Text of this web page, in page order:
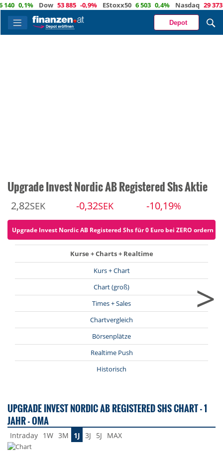
0,1% Dow 53 885 -0,9% EStoxx50 6 503 0,4% Nasdaq 29 373 -
Depot
Upgrade Invest Nordic AB Registered Shs Aktie
2,82SEK -0,32SEK -10,19%
Upgrade Invest Nordic AB Registered Shs für 0 Euro bei ZERO ordern
Kurse + Charts + Realtime
Kurs + Chart
Chart (groß)
Times + Sales
Chartvergleich
Börsenplätze
Realtime Push
Historisch
>
UPGRADE INVEST NORDIC AB REGISTERED SHS CHART - 1
JAHR - OMA
Intraday 1W 3M 1J 3J 5J MAX